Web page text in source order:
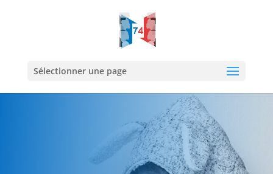
Sélectionner une page